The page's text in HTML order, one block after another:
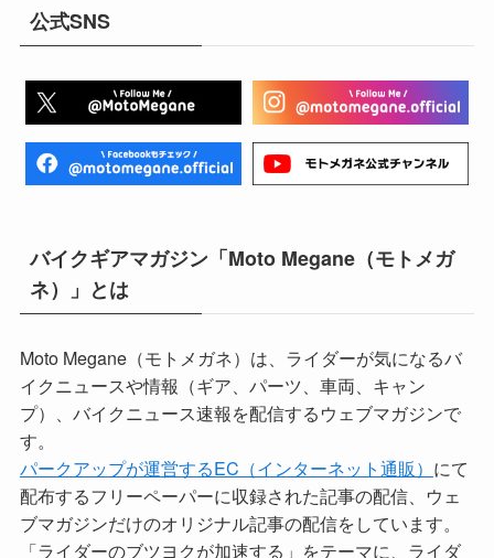
公式SNS
バイクギアマガジン「Moto Megane（モトメガ
ネ）」とは
Moto Megane（モトメガネ）は、ライダーが気になるバ
イクニュースや情報（ギア、パーツ、車両、キャン
プ）、バイクニュース速報を配信するウェブマガジンで
す。
パークアップが運営するEC（インターネット通販） にて
配布するフリーペーパーに収録された記事の配信、ウェ
ブマガジンだけのオリジナル記事の配信をしています。
「ライダーのブツヨクが加速する」をテーマに、ライダ